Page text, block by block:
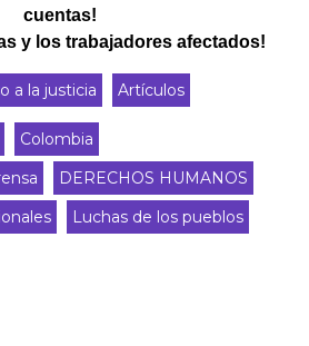
cuentas!
y los trabajadores afectados!
a la justicia Artículos
Colombia
DERECHOS HUMANOS
Luchas de los pueblos